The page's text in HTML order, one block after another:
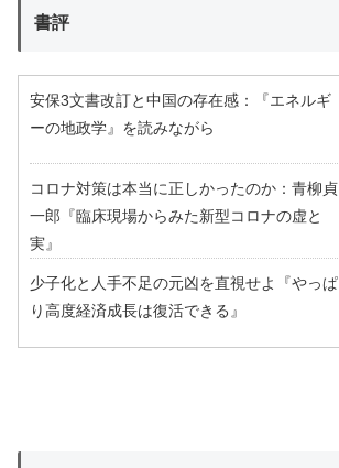
書評
安保3文書改訂と中国の存在感：『エネルギ
ーの地政学』を読みながら
コロナ対策は本当に正しかったのか：青柳貞
一郎『臨床現場からみた新型コロナの虚と
実』
少子化と人手不足の元凶を直視せよ『やっぱ
り高度経済成長は復活できる』